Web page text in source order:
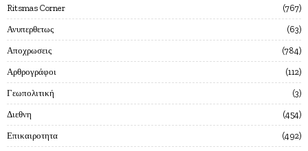
Ritsmas Corner 767
Ανυπερθετως 63
Αποχρωσεις 784
Αρθρογράφοι 112
Γεωπολιτική 3
Διεθνη 454
Επικαιροτητα 492